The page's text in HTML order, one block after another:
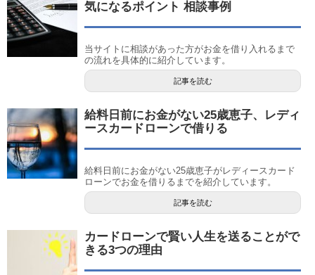
気になるポイント 相談事例
当サイトに相談があった方がお金を借り入れるまで
の流れを具体的に紹介しています。
記事を読む
給料日前にお金がない25歳恵子、レディ
ースカードローンで借りる
給料日前にお金がない25歳恵子がレディースカード
ローンでお金を借りるまでを紹介しています。
記事を読む
カードローンで賢い人生を送ることがで
きる3つの理由